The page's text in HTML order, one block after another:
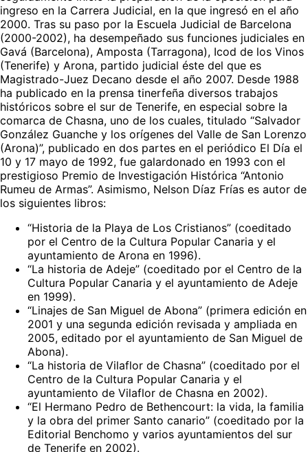
ingreso en la Carrera Judicial, en la que ingresó en el año
2000. Tras su paso por la Escuela Judicial de Barcelona
(2000-2002), ha desempeñado sus funciones judiciales en
Gavá (Barcelona), Amposta (Tarragona), Icod de los Vinos
(Tenerife) y Arona, partido judicial éste del que es
Magistrado-Juez Decano desde el año 2007. Desde 1988
ha publicado en la prensa tinerfeña diversos trabajos
históricos sobre el sur de Tenerife, en especial sobre la
comarca de Chasna, uno de los cuales, titulado “Salvador
González Guanche y los orígenes del Valle de San Lorenzo
(Arona)”, publicado en dos partes en el periódico El Día el
10 y 17 mayo de 1992, fue galardonado en 1993 con el
prestigioso Premio de Investigación Histórica “Antonio
Rumeu de Armas”. Asimismo, Nelson Díaz Frías es autor de
los siguientes libros:
“Historia de la Playa de Los Cristianos” (coeditado
por el Centro de la Cultura Popular Canaria y el
ayuntamiento de Arona en 1996).
“La historia de Adeje” (coeditado por el Centro de la
Cultura Popular Canaria y el ayuntamiento de Adeje
en 1999).
“Linajes de San Miguel de Abona” (primera edición en
2001 y una segunda edición revisada y ampliada en
2005, editado por el ayuntamiento de San Miguel de
Abona).
“La historia de Vilaflor de Chasna” (coeditado por el
Centro de la Cultura Popular Canaria y el
ayuntamiento de Vilaflor de Chasna en 2002).
“El Hermano Pedro de Bethencourt: la vida, la familia
y la obra del primer Santo canario” (coeditado por la
Editorial Benchomo y varios ayuntamientos del sur
de Tenerife en 2002).